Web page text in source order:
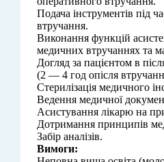
Подача інструментів під
втручання.
Виконання функцій
медичних втручаннях та
Догляд за пацієнтом в
(2 — 4 год опісля
Стерилізація медичного
Ведення медичної
Асистування лікарю на
Дотримання принципів
Забір аналізів.
Вимоги: